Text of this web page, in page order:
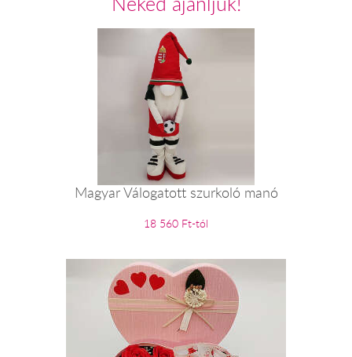
Magyar Válogatott szurkoló manó
18 560 Ft-tól